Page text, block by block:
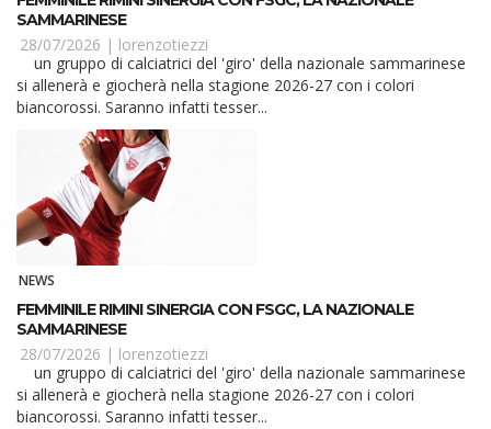
SAMMARINESE
28/07/2026 | lorenzotiezzi
si allenerà e giocherà nella stagione 2026-27 con i colori
biancorossi. Saranno infatti tesser...
NEWS
FEMMINILE RIMINI SINERGIA CON FSGC, LA NAZIONALE
SAMMARINESE
28/07/2026 | lorenzotiezzi
si allenerà e giocherà nella stagione 2026-27 con i colori
biancorossi. Saranno infatti tesser...